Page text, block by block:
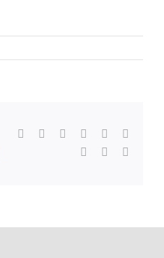
Facebook Reddit LinkedInWhatsApp
Pinterest